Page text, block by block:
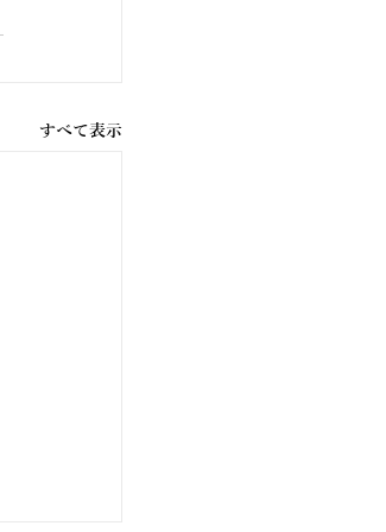
すべて表示